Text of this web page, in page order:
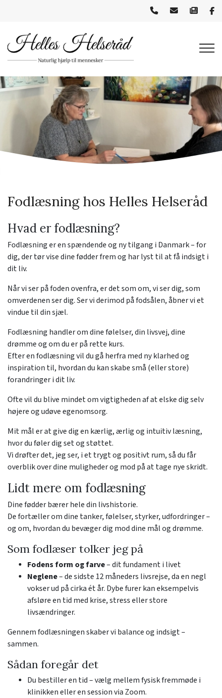
Fodlæsning hos Helles Helseråd
Hvad er fodlæsning?
Fodlæsning er en spændende og ny tilgang i Danmark – for
dig, der tør vise dine fødder frem og har lyst til at få indsigt i
dit liv.
Når vi ser på foden ovenfra, er det som om, vi ser dig, som
omverdenen ser dig. Ser vi derimod på fodsålen, åbner vi et
vindue til din sjæl.
Fodlæsning handler om dine følelser, din livsvej, dine
drømme og om du er på rette kurs.
Efter en fodlæsning vil du gå herfra med ny klarhed og
inspiration til, hvordan du kan skabe små (eller store)
forandringer i dit liv.
Ofte vil du blive mindet om vigtigheden af at elske dig selv
højere og udøve egenomsorg.
Mit mål er at give dig en kærlig, ærlig og intuitiv læsning,
hvor du føler dig set og støttet.
Vi drøfter det, jeg ser, i et trygt og positivt rum, så du får
overblik over dine muligheder og mod på at tage nye skridt.
Lidt mere om fodlæsning
Dine fødder bærer hele din livshistorie.
De fortæller om dine tanker, følelser, styrker, udfordringer –
og om, hvordan du bevæger dig mod dine mål og drømme.
Som fodlæser tolker jeg på
Fodens form og farve– dit fundament i livet
Neglene– de sidste 12 måneders livsrejse, da en negl
vokser ud på cirka ét år. Dybe furer kan eksempelvis
afsløre en tid med krise, stress eller store
livsændringer.
Gennem fodlæsningen skaber vi balance og indsigt –
sammen.
Sådan foregår det
Du bestiller en tid – vælg mellem fysisk fremmøde i
klinikken eller en session via Zoom.